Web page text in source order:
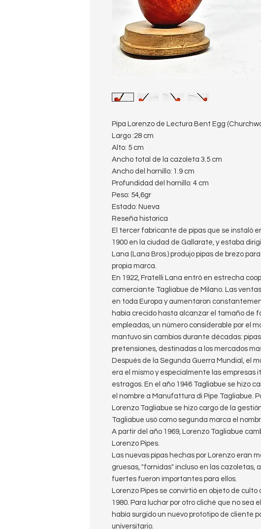
Pipa Lorenzo de Lectura Bent Egg
Largo :28 cm
Alto: 5 cm
Ancho total de la cazoleta 3.5 cm
Ancho del hornillo: 1.9 cm
Profundidad del hornillo: 4 cm
Peso: 54,6gr
Estado: Nueva
Reseña historica
El tercer fabricante de pipas que se instaló
1900 en la ciudad de Gallarate, y estaba
Lana (Lana Bros.) produjo pipas de brezo
propia marca.
En 1922, Fratelli Lana entró en estrecha
comerciante Tagliabue de Milano. Las
en toda Europa y aumentaron
había crecido hasta alcanzar el tamaño de
empleadas, un número considerable por el
mantuvo sin cambios durante décadas:
pretensiones, destinadas a los mercados
Después de la Segunda Guerra Mundial, el
era el mismo y especialmente las empresas
estragos. En el año 1946 Tagliabue se hizo
el nombre a Manufattura di Pipe Tagliabue.
Lorenzo Tagliabue se hizo cargo de la
Tagliabue usó como segunda marca el
A partir del año 1969, Lorenzo Tagliabue
Lorenzo Pipes.
Las nuevas pipas hechas por Lorenzo eran
gruesas, "fornidas" incluso en las cazoletas,
fuertes fueron importantes para ellos.
Lorenzo Pipes se convirtió en objeto de culto
1980. Para luchar por otro cliché que no sea
había surgido un nuevo prototipo de cliente
universitario.